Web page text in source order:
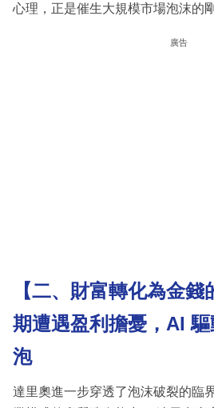
心理，正是催生大規模市場泡沫的
廣告
【二、財富轉化為金
期遭遇盈利擔憂，AI
泡
達里奧進一步穿透了泡沫破裂的臨